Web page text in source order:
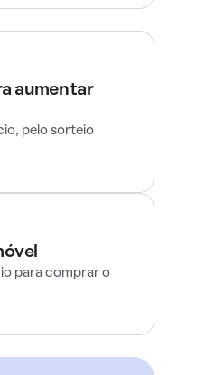
aumentar
pelo sorteio
para comprar o